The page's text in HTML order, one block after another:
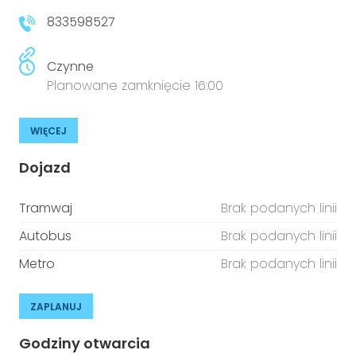
833598527
Czynne
Planowane zamknięcie 16:00
WIĘCEJ
Dojazd
Tramwaj
Brak podanych linii
Autobus
Brak podanych linii
Metro
Brak podanych linii
ZAPLANUJ
Godziny otwarcia